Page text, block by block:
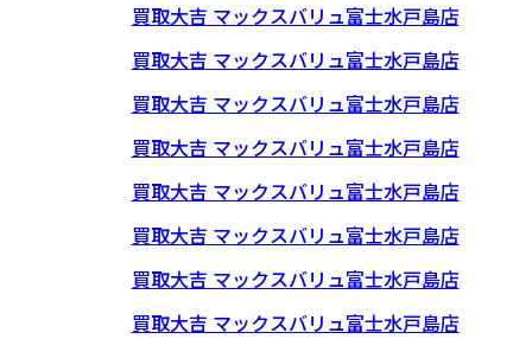
買取大吉 マックスバリュ富士水戸島店
買取大吉 マックスバリュ富士水戸島店
買取大吉 マックスバリュ富士水戸島店
買取大吉 マックスバリュ富士水戸島店
買取大吉 マックスバリュ富士水戸島店
買取大吉 マックスバリュ富士水戸島店
買取大吉 マックスバリュ富士水戸島店
買取大吉 マックスバリュ富士水戸島店